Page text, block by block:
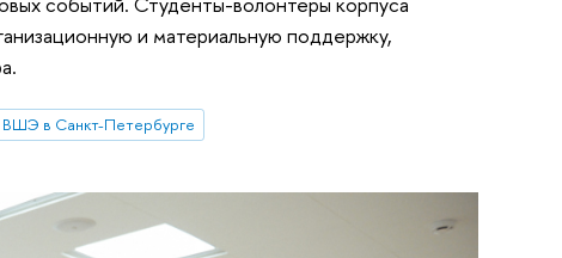
и материальную поддержку,
в Санкт-Петербурге